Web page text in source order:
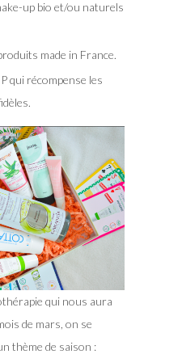
up bio et/ou naturels
made in France.
qui récompense les
qui nous aura
de mars, on se
thème de saison :